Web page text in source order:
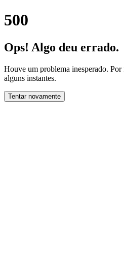
500
Ops! Algo deu errado.
Houve um problema inesperado.
alguns instantes.
Tentar novamente